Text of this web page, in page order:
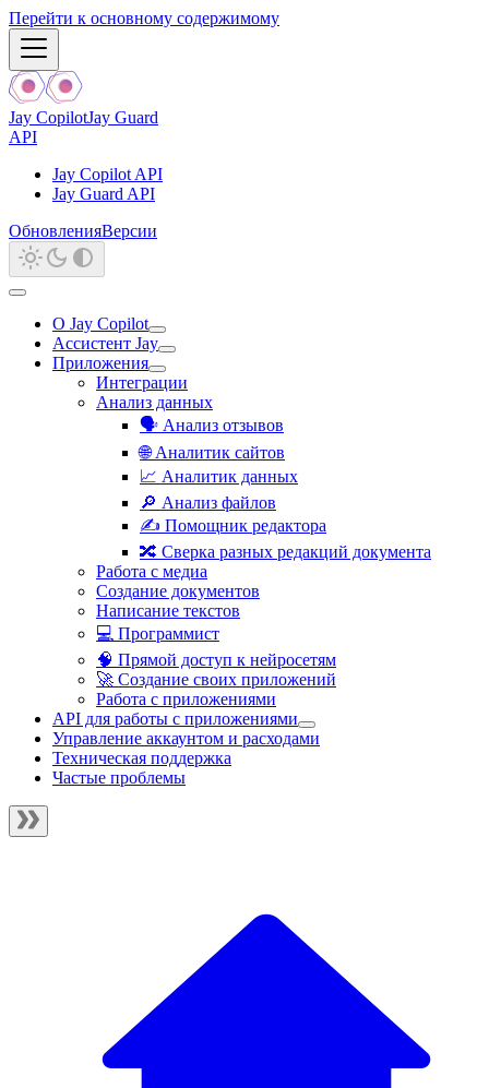
Перейти к основному содержимому
Jay CopilotJay Guard
API
Jay Copilot API
Jay Guard API
ОбновленияВерсии
О Jay Copilot
Ассистент Jay
Приложения
Интеграции
Анализ данных
🗣️ Анализ отзывов
🌐 Аналитик сайтов
📈 Аналитик данных
🔎 Анализ файлов
✍️ Помощник редактора
🔀 Сверка разных редакций документа
Работа с медиа
Создание документов
Написание текстов
💻 Программист
🧠 Прямой доступ к нейросетям
🚀 Создание своих приложений
Работа с приложениями
API для работы с приложениями
Управление аккаунтом и расходами
Техническая поддержка
Частые проблемы